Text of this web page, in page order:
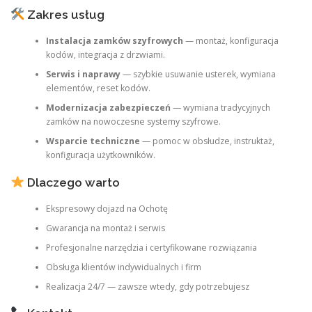
Zakres usług
Instalacja zamków szyfrowych — montaż, konfiguracja
kodów, integracja z drzwiami.
Serwis i naprawy— szybkie usuwanie usterek, wymiana
elementów, reset kodów.
Modernizacja zabezpieczeń — wymiana tradycyjnych
zamków na nowoczesne systemy szyfrowe.
Wsparcie techniczne — pomoc w obsłudze, instruktaż,
konfiguracja użytkowników.
Dlaczego warto
Ekspresowy dojazd na Ochotę
Gwarancja na montaż i serwis
Profesjonalne narzędzia i certyfikowane rozwiązania
Obsługa klientów indywidualnych i firm
Realizacja 24/7 — zawsze wtedy, gdy potrzebujesz